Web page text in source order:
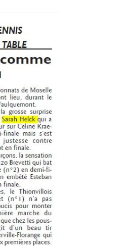
EN
PAGES
LORRAIN